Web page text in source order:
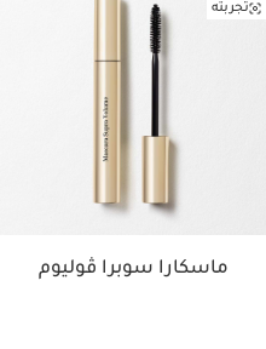
تجربته
ماسكارا سوبرا ڤوليوم